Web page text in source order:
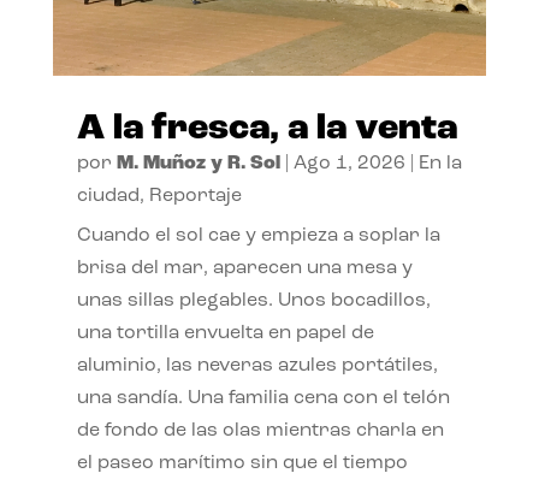
A la fresca, a la venta
por M. Muñoz y R. Sol| Ago 1, 2026
En la
ciudad, Reportaje
Cuando el sol cae y empieza a soplar la
brisa del mar, aparecen una mesa y
unas sillas plegables. Unos bocadillos,
una tortilla envuelta en papel de
aluminio, las neveras azules portátiles,
una sandía. Una familia cena con el telón
de fondo de las olas mientras charla en
el paseo marítimo sin que el tiempo